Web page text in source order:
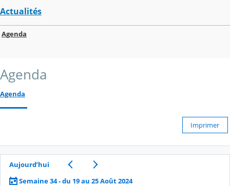
Actualités
Agenda
Agenda
Agenda
Imprimer
Aujourd’hui
Semaine 34 - du 19 au 25 Août 2024